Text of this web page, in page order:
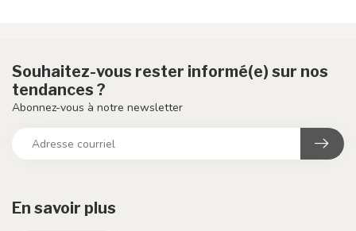
En savoir plus
Souhaitez-vous rester informé(e) sur nos
tendances ?
Abonnez-vous à notre newsletter